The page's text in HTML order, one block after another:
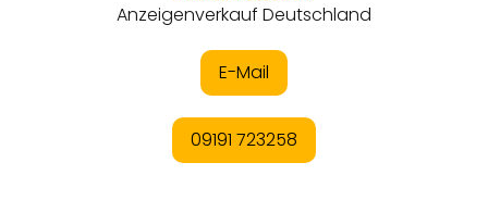
THEMEN
ANGEBOTE